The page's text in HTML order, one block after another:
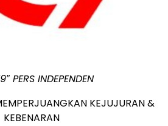
PERS INDEPENDEN
KEJUJURAN &
KEBENARAN